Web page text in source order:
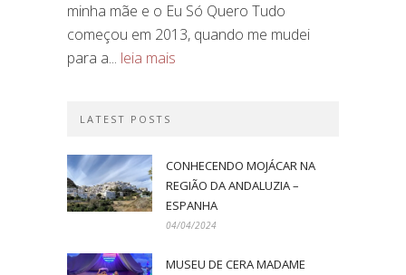
minha mãe e o Eu Só Quero Tudo
começou em 2013, quando me mudei
para a... leia mais
LATEST POSTS
CONHECENDO MOJÁCAR NA
REGIÃO DA ANDALUZIA –
ESPANHA
04/04/2024
MUSEU DE CERA MADAME